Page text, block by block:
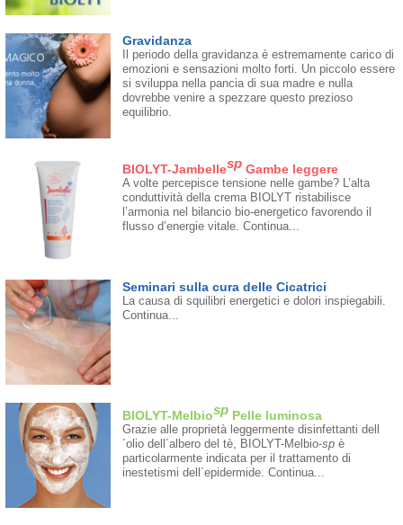
Gravidanza
Il periodo della gravidanza è estremamente carico di
emozioni e sensazioni molto forti. Un piccolo essere
si sviluppa nella pancia di sua madre e nulla
dovrebbe venire a spezzare questo prezioso
equilibrio.
BIOLYT-Jambellesp Gambe leggere
A volte percepisce tensione nelle gambe? L’alta
conduttività della crema BIOLYT ristabilisce
l’armonia nel bilancio bio-energetico favorendo il
flusso d’energie vitale. Continua...
Seminari sulla cura delle Cicatrici
La causa di squilibri energetici e dolori inspiegabili.
Continua...
BIOLYT-Melbiosp Pelle luminosa
Grazie alle proprietà leggermente disinfettanti dell
´olio dell´albero del tè, BIOLYT-Melbio-sp è
particolarmente indicata per il trattamento di
inestetismi dell´epidermide. Continua...